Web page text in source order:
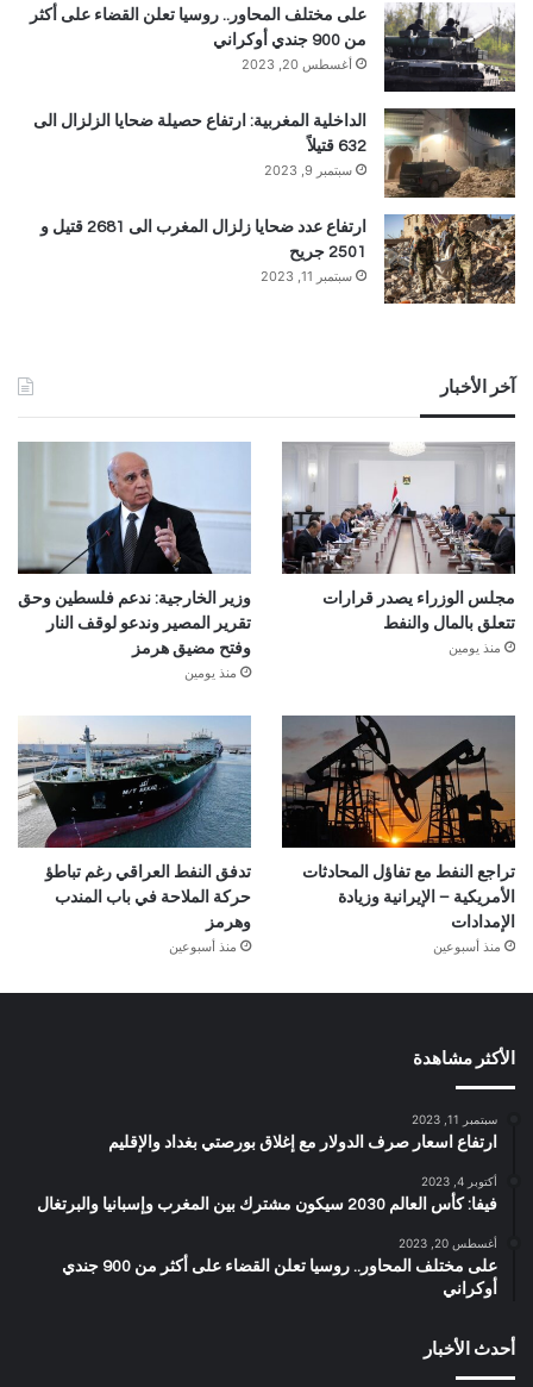
على مختلف المحاور.. روسيا تعلن القضاء على أكثر
من 900 جندي أوكراني
أغسطس 20, 2023
الداخلية المغربية: ارتفاع حصيلة ضحايا الزلزال الى
632 قتيلاً
سبتمبر 9, 2023
ارتفاع عدد ضحايا زلزال المغرب الى 2681 قتيل و
2501 جريح
سبتمبر 11, 2023
آخر الأخبار
مجلس الوزراء يصدر قرارات
تتعلق بالمال والنفط
منذ يومين
وزير الخارجية: ندعم فلسطين وحق
تقرير المصير وندعو لوقف النار
وفتح مضيق هرمز
منذ يومين
تراجع النفط مع تفاؤل المحادثات
الأمريكية – الإيرانية وزيادة
الإمدادات
منذ أسبوعين
تدفق النفط العراقي رغم تباطؤ
حركة الملاحة في باب المندب
وهرمز
منذ أسبوعين
الأكثر مشاهدة
سبتمبر 11, 2023
ارتفاع اسعار صرف الدولار مع إغلاق بورصتي بغداد والإقليم
أكتوبر 4, 2023
فيفا: كأس العالم 2030 سيكون مشترك بين المغرب وإسبانيا والبرتغال
أغسطس 20, 2023
على مختلف المحاور.. روسيا تعلن القضاء على أكثر من 900 جندي
أوكراني
أحدث الأخبار